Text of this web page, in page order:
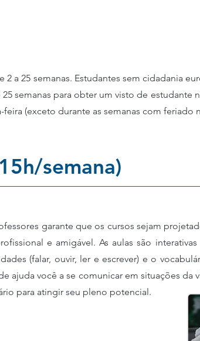
2 a 25 semanas. Estudantes sem cidadania
semanas para obter um visto de estudante
(exceto durante as semanas com feriado
semana)
garante que os cursos sejam
e amigável. As aulas são
(falar, ouvir, ler e escrever) e o
ajuda você a se comunicar em situações da
para atingir seu pleno potencial.